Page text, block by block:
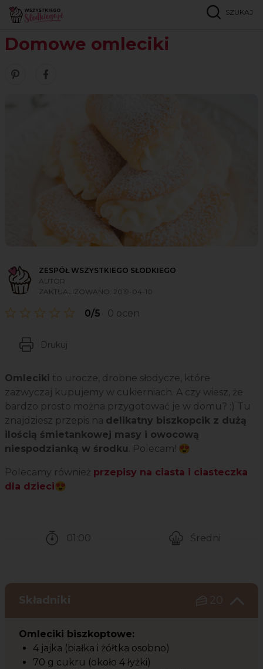
SZUKAJ
Strona główna Domowe omleciki
Domowe omleciki
Zobacz nasze piny w serwisie Pinterest
Udostępnij ten przepis w serwisie Facebook
ZESPÓŁ WSZYSTKIEGO SŁODKIEGO
AUTOR
ZAKTUALIZOWANO: 2019-04-10
0/5 0 ocen
Drukuj
Omleciki to urocze, drobne słodycze, które
zazwyczaj kupujemy w cukierniach. A czy wiesz, że
bardzo prosto można przygotować je w domu? :) Tu
znajdziesz przepis na delikatny biszkopcik z dużą
ilością śmietankowej masy i owocową
niespodzianką w środku. Polecam! 😍
Polecamy również przepisy na ciasta i ciasteczka
dla dzieci😍
01:00
Średni
Składniki 20
Omleciki biszkoptowe:
4 jajka (białka i żółtka osobno)
70 g cukru (około 4 łyżki)